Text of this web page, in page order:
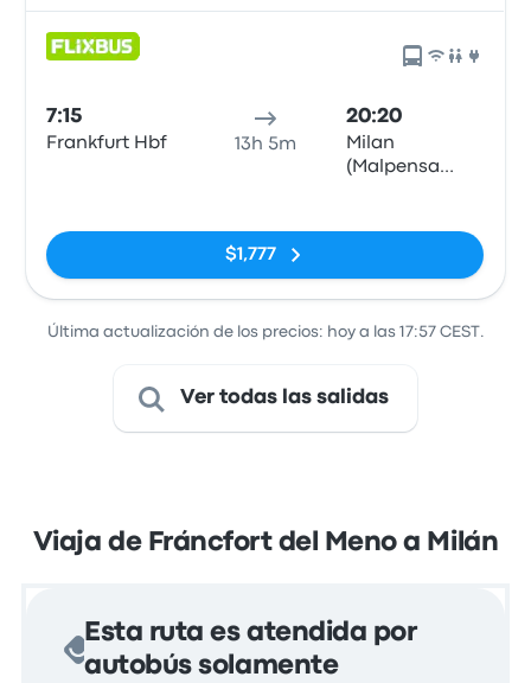
7:15
Frankfurt Hbf 13h 5m
20:20
Milan
(Malpensa
$1,777
Última actualización de los precios: hoy a las 17:57 CEST.
Ver todas las salidas
Viaja de Fráncfort del Meno a Milán
Esta ruta es atendida por
autobús solamente